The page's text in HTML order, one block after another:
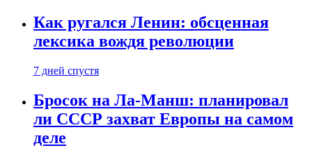
Как ругался Ленин: обсценная
лексика вождя революции
7 дней спустя
Бросок на Ла-Манш: планировал
ли СССР захват Европы на самом
деле